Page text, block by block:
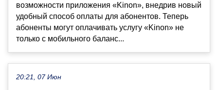
возможности приложения «Kinon», внедрив новый
удобный способ оплаты для абонентов. Теперь
абоненты могут оплачивать услугу «Kinon» не
только с мобильного баланс...
20:21, 07 Июн